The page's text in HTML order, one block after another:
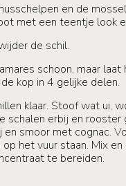
en de
met een teentje look
de schil.
schoon, maar laat
kop in 4 gelijke delen.
klaar. Stoof wat ui,
schalen erbij en rooster
en smoor met cognac.
het vuur staan. Mix
te bereiden.